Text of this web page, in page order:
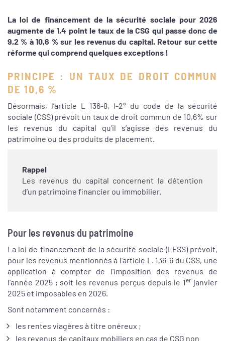
La loi de financement de la sécurité sociale pour 2026
augmente de 1,4 point le taux de la CSG qui passe donc de
9,2 % à 10,6 % sur les revenus du capital. Retour sur cette
réforme qui comprend quelques exceptions !
PRINCIPE : UN TAUX DE DROIT COMMUN
DE 10,6 %
Désormais, l’article L 136-8, I-2° du code de la sécurité
sociale (CSS) prévoit un taux de droit commun de 10,6% sur
les revenus du capital qu’il s’agisse des revenus du
patrimoine ou des produits de placement.
Rappel
Les revenus du capital concernent la détention
d’un patrimoine financier ou immobilier.
Pour les revenus du patrimoine
La loi de financement de la sécurité sociale (LFSS) prévoit,
pour les revenus mentionnés à l’article L. 136-6 du CSS, une
application à compter de l'imposition des revenus de
l'année 2025 ; soit les revenus perçus depuis le 1er janvier
2025 et imposables en 2026.
Sont notamment concernés :
les rentes viagères à titre onéreux ;
les revenus de capitaux mobiliers en cas de CSG non